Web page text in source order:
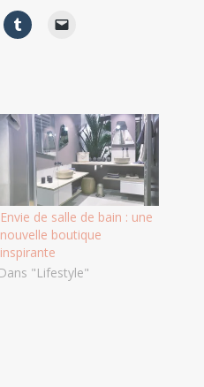
Envie de salle de bain : une
nouvelle boutique
inspirante
Dans "Lifestyle"